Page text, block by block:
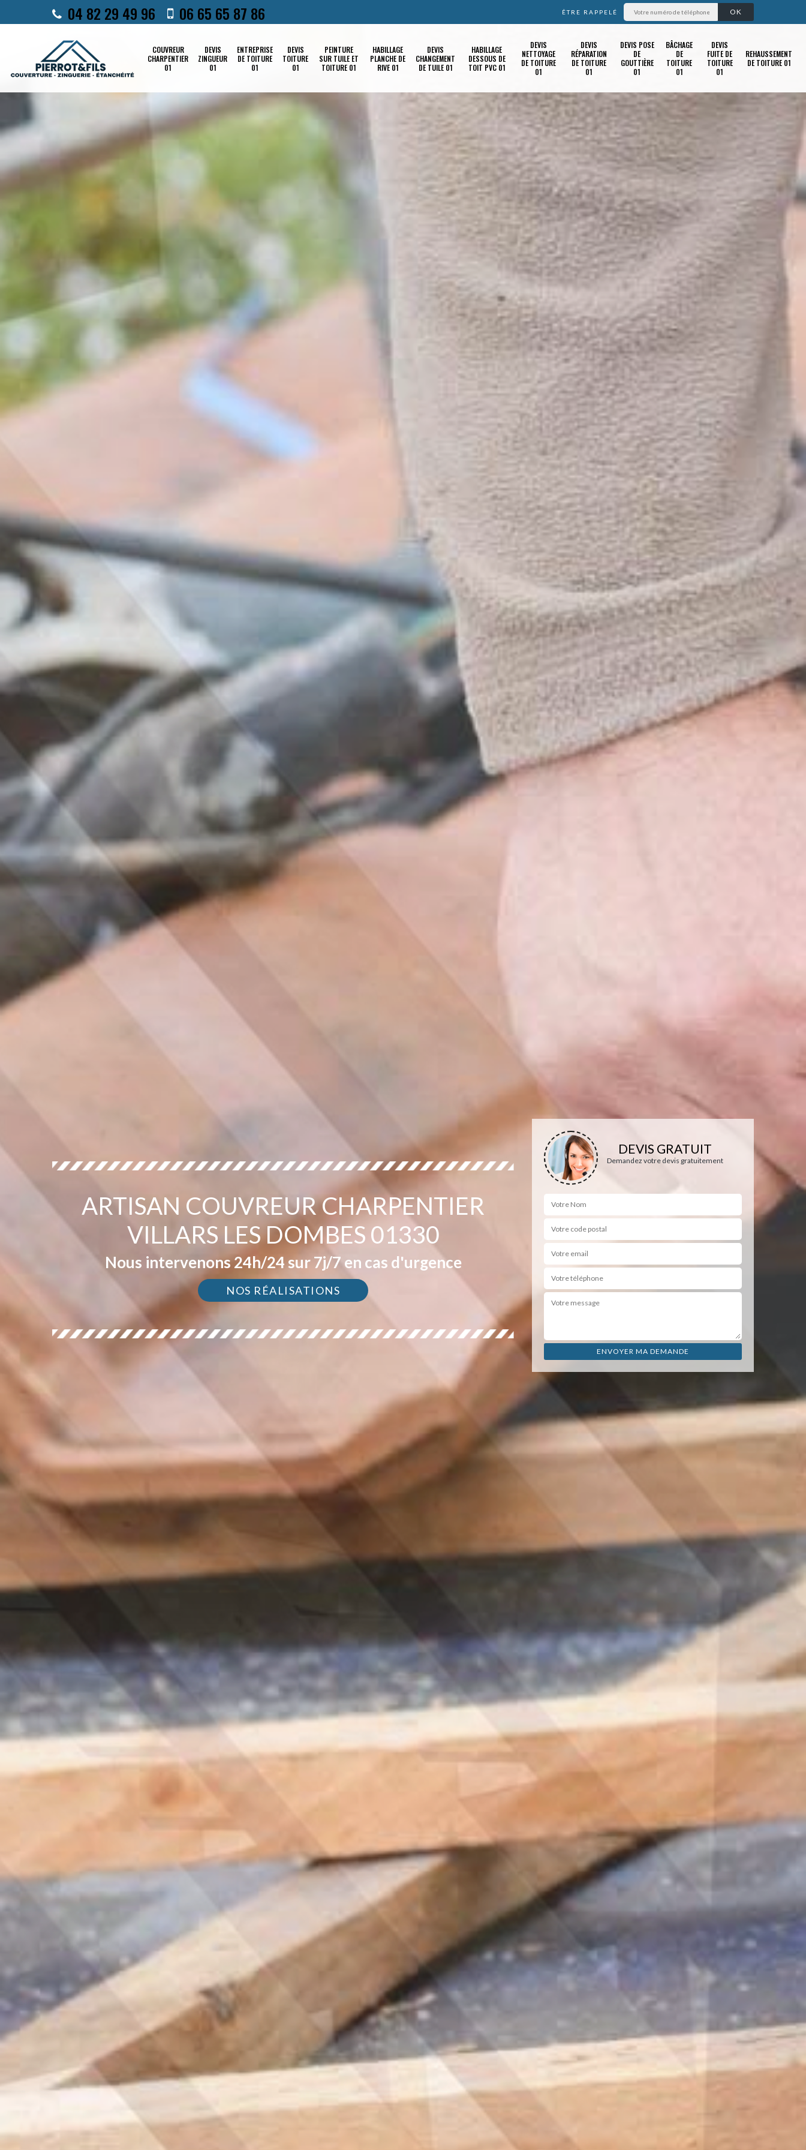
04 82 29 49 96 06 65 65 87 86 ÊTRE RAPPELÉ
COUVREUR
CHARPENTIER
01
DEVIS
ZINGUEUR
01
ENTREPRISE
DE TOITURE
01
DEVIS
TOITURE
01
PEINTURE
SUR TUILE ET
TOITURE 01
HABILLAGE
PLANCHE DE
RIVE 01
DEVIS
CHANGEMENT
DE TUILE 01
HABILLAGE
DESSOUS DE
TOIT PVC 01
DEVIS
NETTOYAGE
DE TOITURE
01
DEVIS
RÉPARATION
DE TOITURE
01
DEVIS POSE
DE
GOUTTIÈRE
01
BÂCHAGE
DE
TOITURE
01
DEVIS
FUITE DE
TOITURE
01
REHAUSSEMENT
DE TOITURE 01
ARTISAN COUVREUR CHARPENTIER
VILLARS LES DOMBES 01330
Nous intervenons 24h/24 sur 7j/7 en cas d'urgence
NOS RÉALISATIONS
DEVIS GRATUIT
Demandez votre devis gratuitement